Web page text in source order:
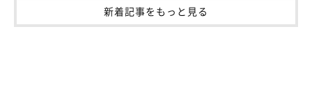
新着記事をもっと見る